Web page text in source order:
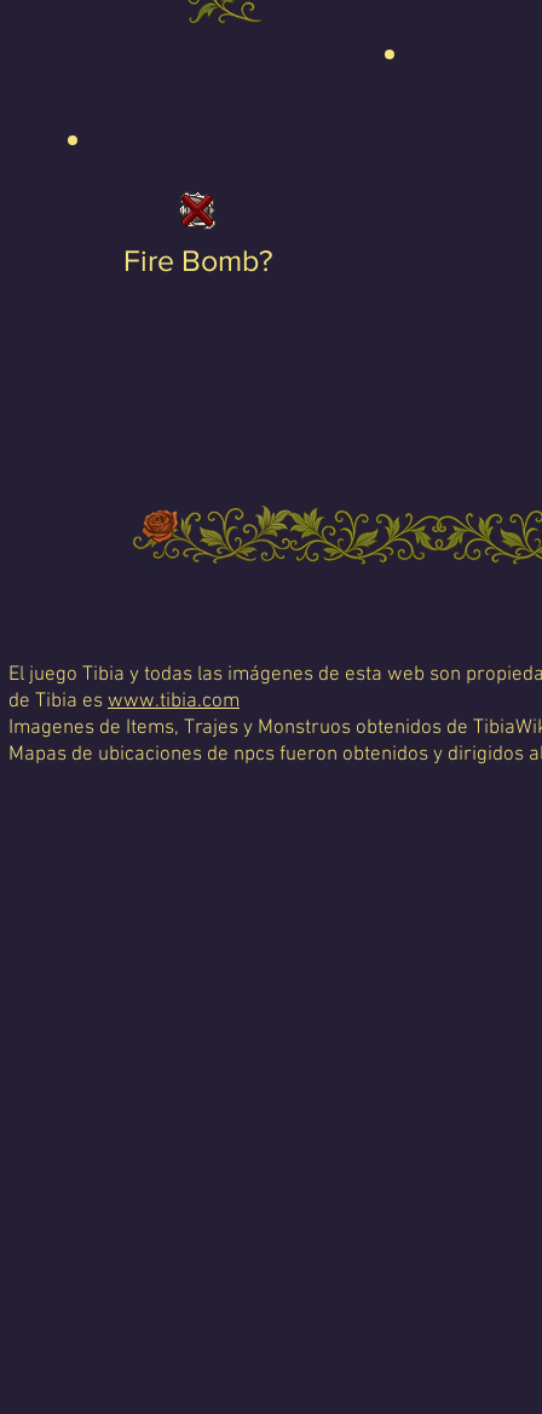
Fire Bomb?
El juego Tibia y todas las imágenes de esta web son
de Tibia es www.tibia.com
Imagenes de Items, Trajes y Monstruos obtenidos de
Mapas de ubicaciones de npcs fueron obtenidos y dirigidos